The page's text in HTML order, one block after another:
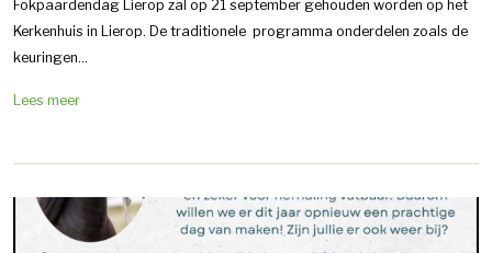
Fokpaardendag Lierop zal op 21 september gehouden worden op het
Kerkenhuis in Lierop. De traditionele programma onderdelen zoals de
keuringen...
Lees meer